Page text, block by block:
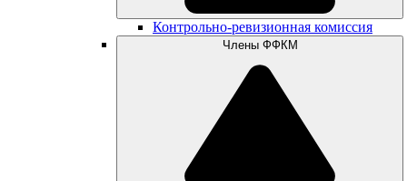
Контрольно-ревизионная комиссия
Члены ФФКМ